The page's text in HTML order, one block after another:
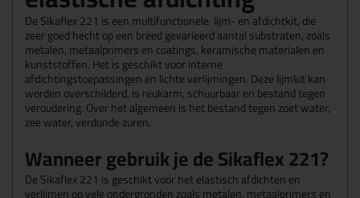
De Sikaflex 221 is een multifunctionele lijm- en afdichtkit, die
zeer goed hecht op een breed gevarieerd aantal substraten, zoals
metalen, metaalprimers en coatings, keramische materialen en
kunststoffen. Het is geschikt voor interne
afdichtingstoepassingen en lichte verlijmingen. Deze lijmkit kan
worden overschilderd, is reukarm, schuurbaar en bestand tegen
veroudering. Over het algemeen is het bestand tegen zoet water,
zee water, verdunde zuren.
Wanneer gebruik je de Sikaflex 221?
De Sikaflex 221 is geschikt voor het elastisch afdichten en